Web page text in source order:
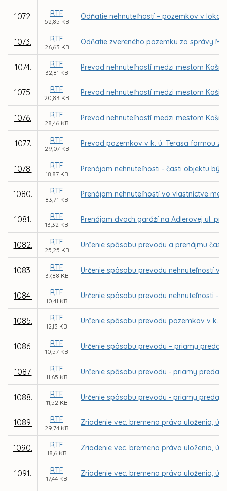
1072. RTF
52,85 KB
Odňatie nehnuteľností – pozemkov v
1073. RTF
26,63 KB
Odňatie zvereného pozemku zo správy
1074. RTF
32,81 KB
Prevod nehnuteľností medzi mestom
1075. RTF
20,83 KB
Prevod nehnuteľností medzi mestom
1076. RTF
28,46 KB
Prevod nehnuteľností medzi mestom
1077. RTF
29,07 KB
Prevod pozemkov v k. ú. Terasa formou
1078. RTF
18,87 KB
Prenájom nehnuteľnosti - časti objektu
1080. RTF
83,71 KB
Prenájom nehnuteľností vo vlastníctve
1081. RTF
13,32 KB
Prenájom dvoch garáží na Adlerovej ul.
1082. RTF
25,25 KB
Určenie spôsobu prevodu a prenájmu
1083. RTF
37,88 KB
Určenie spôsobu prevodu nehnuteľností v
1084. RTF
10,41 KB
Určenie spôsobu prevodu nehnuteľnosti -
1085. RTF
12,13 KB
Určenie spôsobu prevodu pozemkov v k.
1086. RTF
10,57 KB
Určenie spôsobu prevodu – priamy predaj
1087. RTF
11,65 KB
Určenie spôsobu prevodu - priamy predaj
1088. RTF
11,52 KB
Určenie spôsobu prevodu - priamy predaj
1089. RTF
29,74 KB
Zriadenie vec. bremena práva uloženia,
1090. RTF
18,6 KB
Zriadenie vec. bremena práva uloženia,
1091. RTF
17,44 KB
Zriadenie vec. bremena práva uloženia,